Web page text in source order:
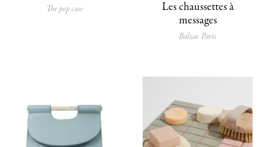
The pop case
Les chaussettes à
messages
Balzac Paris